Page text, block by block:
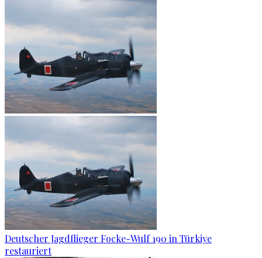
Deutscher Jagdflieger Focke-Wulf 190 in Türkiye
restauriert